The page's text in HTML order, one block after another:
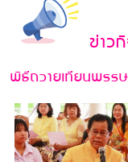
ข่าว
พิธีถวายเทียนพรรษ